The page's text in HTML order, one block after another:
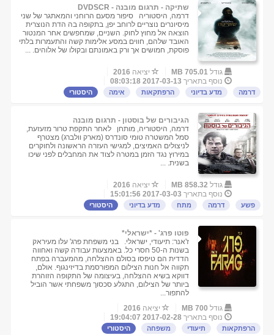
שתיקה - תרגום מובנה - DVDSCR
דרמה, היסטוריה סיפור מסעם הרוחני והמאתגר של שני
מיסיונרים נוצריים לרוחב יפן, בתקופה בה הדת הנוצרית
הוצאה אל מחוץ לחוק. השניים, שמחפשים אחר המנטור
האובד שלהם, חווים במסע אלימות קשה והתעמרות בלתי
פוסקת, חמושים אך ורק באמונתם ובקולו של אלוהים. ...
גודל 705.01 MB יציאה 2016
נוסף בתאריך 2017-03-13 08:03:18
דרמה מדע בדיוני הרפתקאות אימה היסטורי
הגיבורים של בוסטון - תרגום מובנה
דרמה, היסטוריה, מותחן לאחר התקפת טרור מזעזעת,
סמל המשטרה טומי סונדרס (מארק וולברג) מצטרף
לניצולים האמיצים, למגישי העזרה הראשונה ולחוקרים
במירוץ נגד הזמן במטרה לצוד את המחבלים לפני שיכו
בשנית. ...
גודל 858.32 MB יציאה 2016
נוסף בתאריך 2017-03-03 15:01:56
פשע דרמה מתח מדע בדיוני היסטורי
פוטו פרג' - *ישראלי*
ז'אנר: תיעודי, ישראלי. בני משפחת פרג' עלו מעיראק
בשנות ה-50 חסרי כל. באמצעות עבודה קשה ואחווה
הדדית הם טיפסו בסולם ההצלחה, מהמעברה בפתח
תקווה אל חנות הצילום המפורסמת בדיזינגוף. אולם,
דווקא בשיא ההצלחה, בעיצומה של התקופה הזוהרת
ביותר של הצילום, התגלע סכסוך משפחתי אשר הוביל
להתפור...
גודל 700 MB יציאה 2016
נוסף בתאריך 2017-02-28 19:04:07
הרפתקאות תיעודי משפחה היסטורי